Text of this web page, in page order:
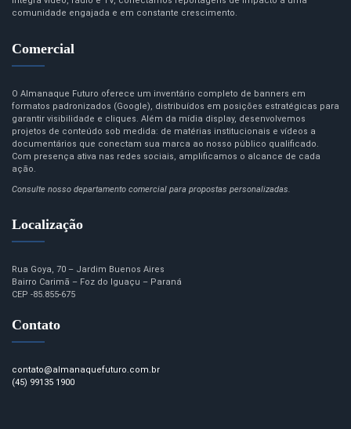
comunidade engajada e em constante crescimento.
Comercial
O Almanaque Futuro oferece um inventário completo de banners em
formatos padronizados (Google), distribuídos em posições estratégicas para
garantir visibilidade e cliques. Além da mídia display, desenvolvemos
projetos de conteúdo sob medida: de matérias institucionais e vídeos a
documentários que conectam sua marca ao nosso público qualificado.
Com presença ativa nas redes sociais, amplificamos o alcance de cada
ação.
Consulte nosso departamento comercial para propostas personalizadas.
Localização
Rua Goya, 70 – Jardim Buenos Aires
Bairro Carimã – Foz do Iguaçu – Paraná
CEP -85.855-675
Contato
contato@almanaquefuturo.com.br
(45) 99135 1900